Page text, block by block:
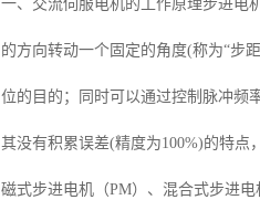
一、交流伺服电机的工作原理步进电
的方向转动一个固定的角度(称为“步
位的目的；同时可以通过控制脉冲频
其没有积累误差(精度为100%)的特点
磁式步进电机（PM）、混合式步进